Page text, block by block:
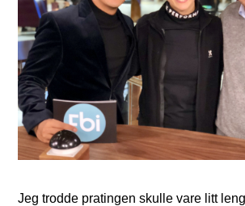
Jeg trodde pratingen skulle vare litt